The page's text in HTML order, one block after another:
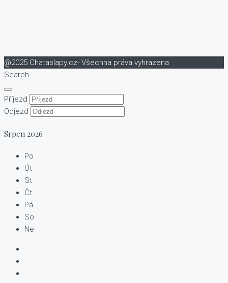
@2025 Chataslapy.cz- Všechna práva vyhrazena
Search
Příjezd
Odjezd
Srpen 2026
Po
Út
St
Čt
Pá
So
Ne